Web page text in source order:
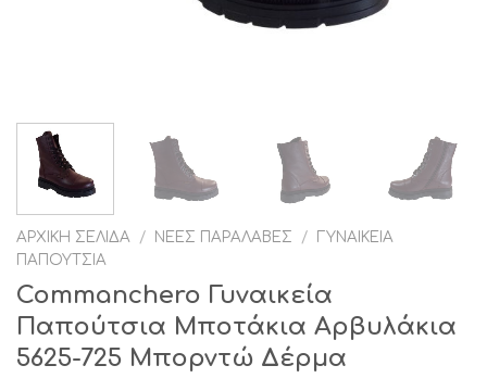
ΑΡΧΙΚΉ ΣΕΛΊΔΑ / ΝΈΕΣ ΠΑΡΑΛΑΒΈΣ /
ΓΥΝΑΙΚΕΊΑ
ΠΑΠΟΎΤΣΙΑ
Commanchero Γυναικεία
Παπούτσια Μποτάκια Αρβυλάκια
5625-725 Μπορντώ Δέρμα